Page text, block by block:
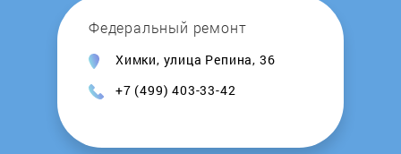
Realme
Ritzviva
Федеральный ремонт
Химки, улица Репина, 36
+7 (499) 403-33-42